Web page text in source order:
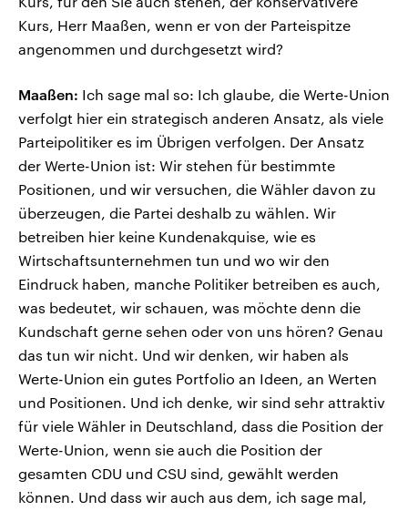
Kurs, Herr Maaßen, wenn er von der Parteispitze
angenommen und durchgesetzt wird?
Maaßen: Ich sage mal so: Ich glaube, die Werte-Union
verfolgt hier ein strategisch anderen Ansatz, als viele
Parteipolitiker es im Übrigen verfolgen. Der Ansatz
der Werte-Union ist: Wir stehen für bestimmte
Positionen, und wir versuchen, die Wähler davon zu
überzeugen, die Partei deshalb zu wählen. Wir
betreiben hier keine Kundenakquise, wie es
Wirtschaftsunternehmen tun und wo wir den
Eindruck haben, manche Politiker betreiben es auch,
was bedeutet, wir schauen, was möchte denn die
Kundschaft gerne sehen oder von uns hören? Genau
das tun wir nicht. Und wir denken, wir haben als
Werte-Union ein gutes Portfolio an Ideen, an Werten
und Positionen. Und ich denke, wir sind sehr attraktiv
für viele Wähler in Deutschland, dass die Position der
Werte-Union, wenn sie auch die Position der
gesamten CDU und CSU sind, gewählt werden
können. Und dass wir auch aus dem, ich sage mal,